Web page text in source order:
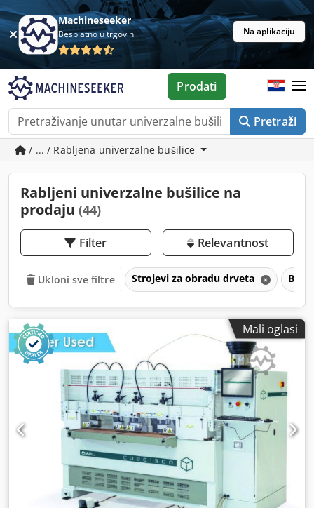
Machineseeker
Besplatno u trgovini Na aplikaciju
Pretraži
Prodati
/ ... / Rabljena univerzalne bušilice
Rabljeni univerzalne bušilice na
prodaju (44)
Filter Relevantnost
Ukloni sve filtre Strojevi za obradu drveta
Mali oglasi